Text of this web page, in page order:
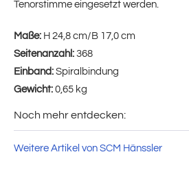
Tenorstimme eingesetzt werden.
Maße: H 24,8 cm/B 17,0 cm
Seitenanzahl: 368
Einband: Spiralbindung
Gewicht: 0,65 kg
Noch mehr entdecken:
Weitere Artikel von SCM Hänssler